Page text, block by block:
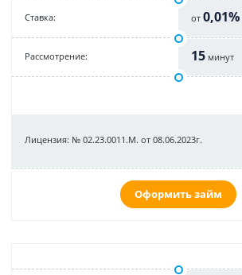
Cтавка: от 0,01%
Рассмотрение: 15 минут
Лицензия: № 02.23.0011.M. от 08.06.2023г.
Оформить займ